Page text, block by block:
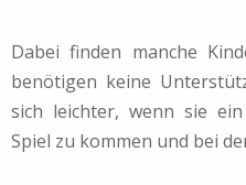
Dabei finden manche
benötigen keine
sich leichter, wenn sie
Spiel zu kommen und bei